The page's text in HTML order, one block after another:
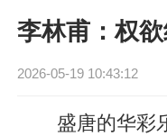
李林甫：权
2026-05-19 10:43:12
盛唐的华彩乐